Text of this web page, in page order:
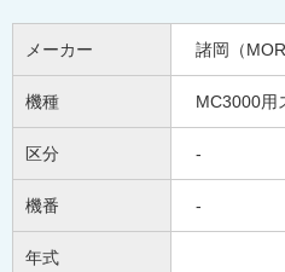
メーカー 諸岡（
機種 MC3000用
区分 -
機番 -
年式